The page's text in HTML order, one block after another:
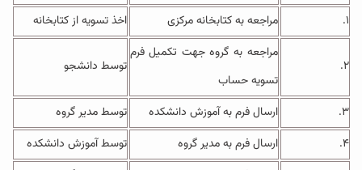
۱.
مراجعه به کتابخانه مرکزی اخذ تسویه از کتابخانه
۲.
مراجعه به گروه جهت تکمیل فرم
تسویه حساب
توسط دانشجو
۳. ارسال فرم به آموزش دانشکده
توسط مدیر گروه
۴.
ارسال فرم به مدیر گروه
توسط آموزش دانشکده